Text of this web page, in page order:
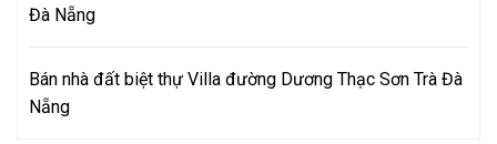
Đà Nẵng
Bán nhà đất biệt thự Villa đường Dương Thạc Sơn Trà Đà
Nẵng